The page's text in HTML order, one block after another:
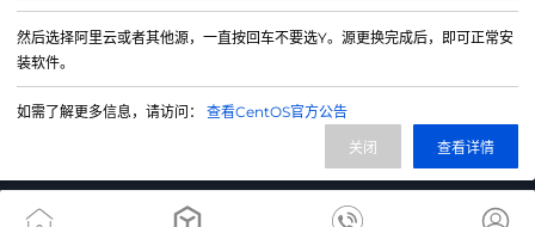
微信公众号
IDC/ISP证号 B1-20214840
然后选择阿里云或者其他源，一直按回车不要选Y。源更换完成后，即可正常安
装软件。
如需了解更多信息，请访问： 查看CentOS官方公告
查看详情
关闭